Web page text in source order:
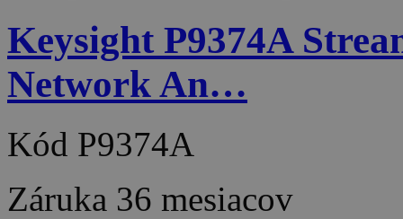
Keysight P9374A
Network An…
Kód P9374A
Záruka 36 mesiacov